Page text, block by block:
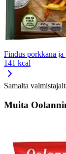
Findus porkkana
141 kcal
Samalta
Muita